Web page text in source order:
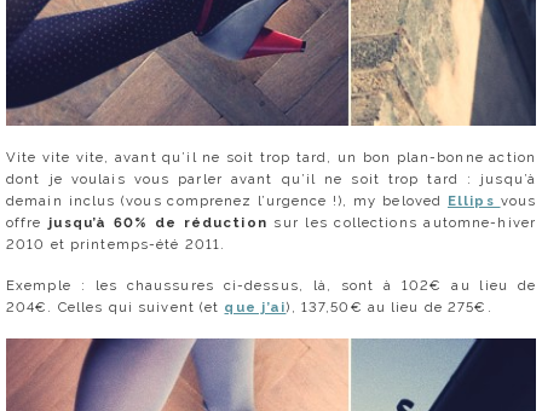
Vite vite vite, avant qu’il ne soit trop tard, un bon plan-bonne action
dont je voulais vous parler avant qu’il ne soit trop tard : jusqu’à
demain inclus (vous comprenez l’urgence !), my beloved Ellips vous
offre jusqu’à 60% de réduction sur les collections automne-hiver
2010 et printemps-été 2011.
Exemple : les chaussures ci-dessus, là, sont à 102€ au lieu de
204€. Celles qui suivent (et que j’ai), 137,50€ au lieu de 275€.